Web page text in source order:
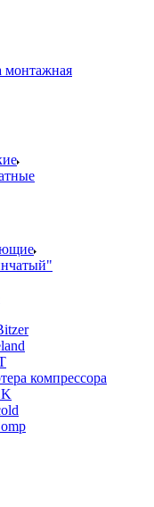
монтажная
компрессора